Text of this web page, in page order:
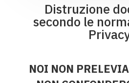
Distruzione
secondo le
NOI NON